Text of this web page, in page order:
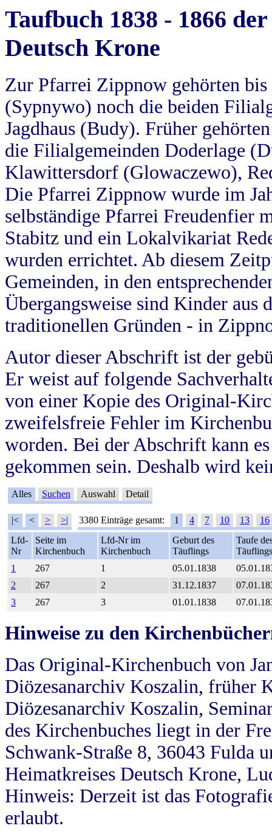
Taufbuch 1838 - 1866
Deutsch Krone
Zur Pfarrei Zippnow gehörten
(Sypnywo) noch die beiden
Jagdhaus (Budy). Früher
die Filialgemeinden Doderlage
Klawittersdorf (Glowaczewo),
Die Pfarrei Zippnow wurde im
selbständige Pfarrei Freudenfier
Stabitz und ein Lokalvikariat
wurden errichtet. Ab diesem
Gemeinden, in den
Übergangsweise sind Kinder aus
traditionellen Gründen - in
Autor dieser Abschrift ist der
Er weist auf folgende
von einer Kopie des Original-
zweifelsfreie Fehler im
worden. Bei der Abschrift kann
gekommen sein. Deshalb wird
Alles Suchen Auswahl Detail
|< < > >| 3380 Einträge gesamt: 1 4 7 10 13
16
Lfd-
Nr
Seite im
Kirchenbuch
Lfd-Nr im
Kirchenbuch
Geburt des
Täuflings
Taufe
Täuflings
1
267 1 05.01.1838
2
267 2 31.12.1837
3
267 3 01.01.1838
Hinweise zu den
Das Original-Kirchenbuch von
Diözesanarchiv Koszalin, früher
Diözesanarchiv Koszalin,
des Kirchenbuches liegt in der
Schwank-Straße 8, 36043 Fulda
Heimatkreises Deutsch Krone,
Hinweis: Derzeit ist das
erlaubt.